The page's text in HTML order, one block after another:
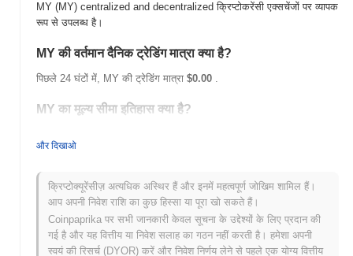
MY (MY) centralized and decentralized क्रिप्टोकरेंसी एक्सचेंजों पर व्यापक
रूप से उपलब्ध है।
MY की वर्तमान दैनिक ट्रेडिंग मात्रा क्या है?
पिछले 24 घंटों में, MY की ट्रेडिंग मात्रा $0.00 .
MY का मूल्य सीमा इतिहास क्या है?
सर्वकालिक निम्न (ATL):
MY वर्तमान में अपने ATH से ~0.09% नीचे कारोबार कर रहा है .
व्यापक क्रिप्टो बाजार की तुलना में MY कैसा प्रदर्शन कर रहा है?
पिछले 7 दिनों में, MY ने0.00% बढ़ा, समग्र क्रिप्टो बाजार जिसने0.99%
वृद्धि दर्ज की से कम प्रदर्शन किया। यह व्यापक बाजार गति के सापेक्ष MY की मूल्य
और दिखाओ
क्रिप्टोक्यूरेंसीज़ अत्यधिक अस्थिर हैं और इनमें महत्वपूर्ण जोखिम शामिल हैं।
आप अपनी निवेश राशि का कुछ हिस्सा या पूरा खो सकते हैं।
Coinpaprika पर सभी जानकारी केवल सूचना के उद्देश्यों के लिए प्रदान की
गई है और यह वित्तीय या निवेश सलाह का गठन नहीं करती है। हमेशा अपनी
स्वयं की रिसर्च (DYOR) करें और निवेश निर्णय लेने से पहले एक योग्य वित्तीय